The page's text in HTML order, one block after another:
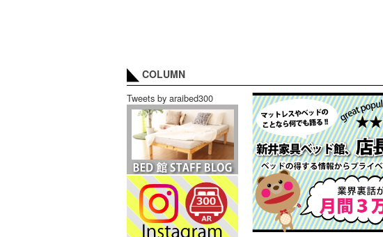
COLUMN
Tweets by araibed300